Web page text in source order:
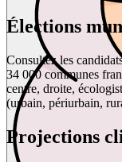
Élections
Consultez les
34 000 communes
centre, droite,
(urbain, périurbain,
Projections